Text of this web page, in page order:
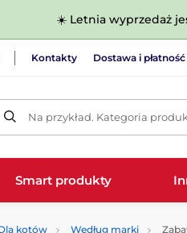
☀️ Letnia wyprzedaż
Kontakty Dostawa i płatność
Na przykład. Kategoria
Smart produkty
kotów Według marki